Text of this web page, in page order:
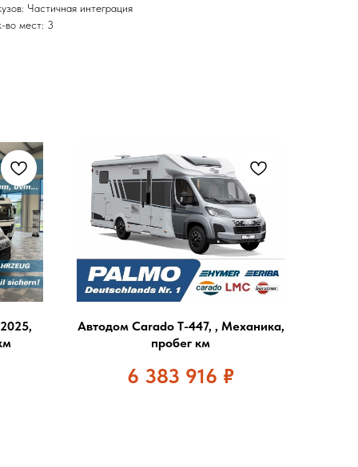
Частичная интеграция
во мест: 3
Автодом Carado T-447, , Механика,
пробег км
6 383 916 ₽